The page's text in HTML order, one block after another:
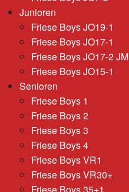
Junioren
Friese Boys JO19-1
Friese Boys JO17-1
Friese Boys JO17-2 JM
Friese Boys JO15-1
Senioren
Friese Boys 1
Friese Boys 2
Friese Boys 3
Friese Boys 4
Friese Boys VR1
Friese Boys VR30+
Friese Boys 35+1